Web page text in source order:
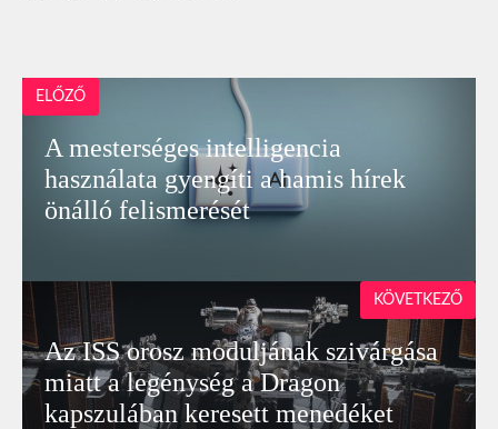
ELŐZŐ
A mesterséges intelligencia
használata gyengíti a hamis hírek
önálló felismerését
Az ISS orosz moduljának szivárgása
miatt a legénység a Dragon
kapszulában keresett menedéket
KÖVETKEZŐ